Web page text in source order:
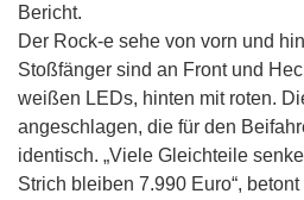
Bericht.
Der Rock-e sehe von vorn und
Stoßfänger sind an Front und
weißen LEDs, hinten mit roten.
angeschlagen, die für den
identisch. „Viele Gleichteile
Strich bleiben 7.990 Euro“,